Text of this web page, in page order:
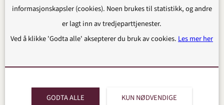
omplassering. Det må finnes en eksisterende,
passende stilling i virksomheten som er ledig
for at arbeidsgiver etter omstendighetene skal
helt spesielle tilfeller vil et udekket behov for
plikten til å tilby annet arbeid.
informasjonskapsler (cookies). Noen brukes til statistikk, og andre
er lagt inn av tredjeparttjenester.
Ved å klikke 'Godta alle' aksepterer du bruk av cookies. Les mer her
GODTA ALLE KUN NØDVENDIGE